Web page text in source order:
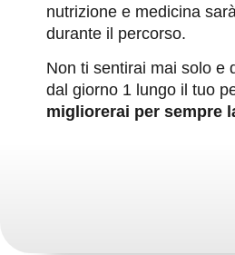
nutrizione e medicina
durante il percorso.
Non ti sentirai mai solo e
dal giorno 1 lungo il tuo
migliorerai per sempre